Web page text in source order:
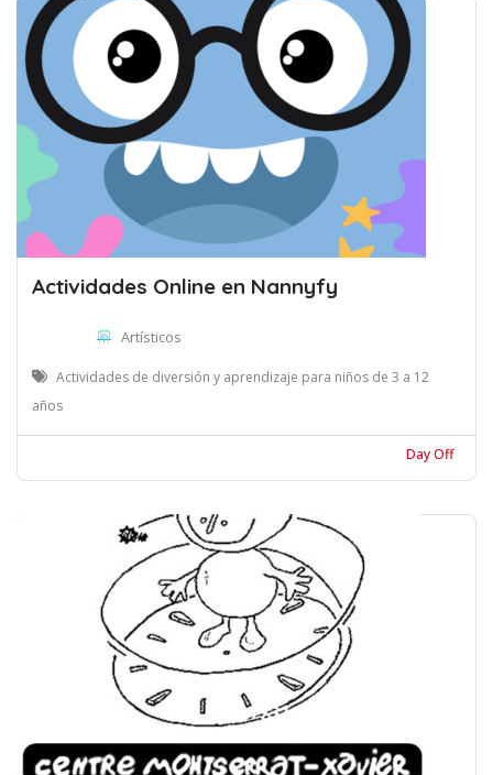
Actividades Online en Nannyfy
Artísticos
Actividades de diversión y aprendizaje para niños de 3 a 12
años
Day Off